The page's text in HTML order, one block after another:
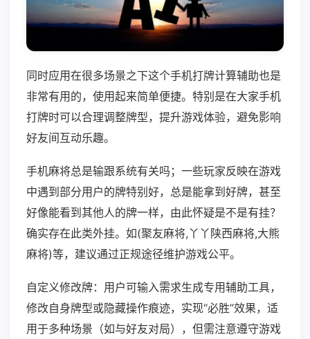
同时应用在很多场景之下这个手机打牌计算辅助也是
非常有用的，使用起来简单便捷。特别是在大家手机
打牌时可以合理调整牌型，提升游戏体验，避免影响
好友间互动乐趣。
手机麻将总是输跟系统有关吗；一些玩家反映在游戏
中遇到部分用户的牌特别好，总是能拿到好牌，甚至
好像能看到其他人的牌一样，由此怀疑是不是有挂？
确实存在此类外挂。如(聚友麻将,丫丫陕西麻将,大熊
麻将)等，建议通过正规途径维护游戏公平。
自定义修改牌：用户可输入需求生成专用辅助工具，
修改自身牌型或隐藏操作痕迹，实现“必胜”效果，适
用于多种场景（如与好友对局），但需注意遵守游戏